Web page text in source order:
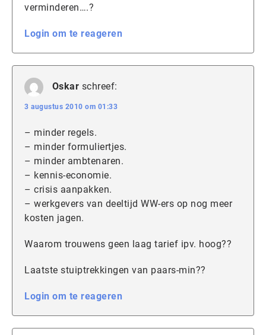
verminderen….?
Login om te reageren
Oskar schreef:
3 augustus 2010 om 01:33
– minder regels.
– minder formuliertjes.
– minder ambtenaren.
– kennis-economie.
– crisis aanpakken.
– werkgevers van deeltijd WW-ers op nog meer
kosten jagen.
Waarom trouwens geen laag tarief ipv. hoog??
Laatste stuiptrekkingen van paars-min??
Login om te reageren